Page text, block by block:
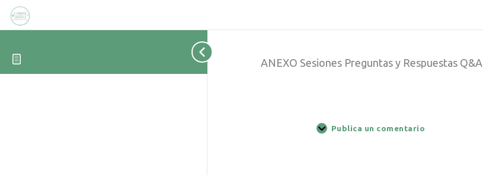
ANEXO Sesiones Preguntas y Respuestas Q&A
Publica un comentario